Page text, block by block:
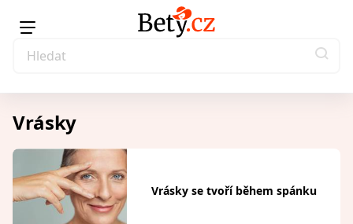
Vrásky
Vrásky se tvoří během spánku